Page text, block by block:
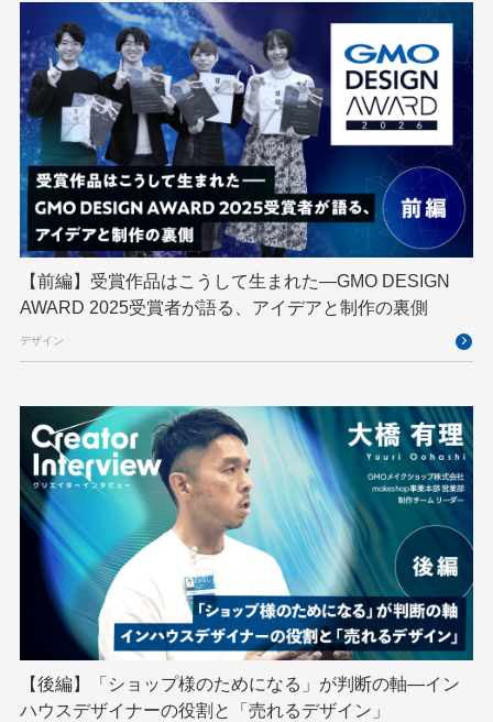
DevSecOpsThon Docker
Engineering Journey expert EXPERT CROSS
GMO AI＆ロボティクス商事 GMO AIR
GMO DESIGN AWARD GMO Developers Day
GMO Developers Night GMO Flatt Security
GMO GPUクラウド GMO Hacking Night
GMO kitaQ GMO SONIC GMOアドパートナーズ
GMOアドマーケティング GMOインターネット
GMOコネクト GMOサイバーセキュリティ byイエラエ
GMOデジキッズ GMOブランドセキュリティ
GMOペイメントゲートウェイ GMOペパボ
GMOメイクショップ GMOメディア GMOロボッツ
GMO大会議 GMO天秤AI Go GPUクラウド
GTB Hack-1グランプリ IETF iOS
IoT ISUCON JapanDrone
Java JJUG JSAI2026 K8s
【前編】受賞作品はこうして生まれた—GMO DESIGN
AWARD 2025受賞者が語る、アイデアと制作の裏側
デザイン
【後編】「ショップ様のためになる」が判断の軸―イン
ハウスデザイナーの役割と「売れるデザイン」